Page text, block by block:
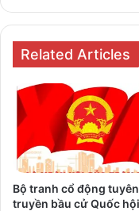
Related Articles
Bộ tranh cổ động tuyên
truyền bầu cử Quốc